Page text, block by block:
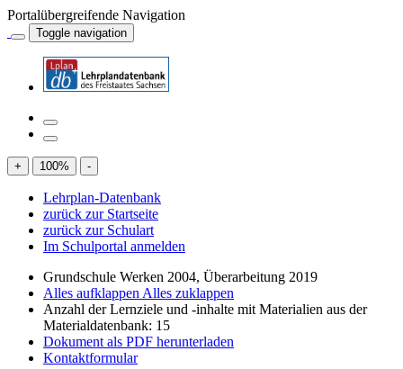
Portalübergreifende Navigation
Toggle navigation
+ 100% -
Lehrplan-Datenbank
zurück zur Startseite
zurück zur Schulart
Im Schulportal anmelden
Grundschule Werken 2004, Überarbeitung 2019
Alles aufklappen Alles zuklappen
Anzahl der Lernziele und -inhalte mit Materialien aus der
Materialdatenbank: 15
Dokument als PDF herunterladen
Kontaktformular